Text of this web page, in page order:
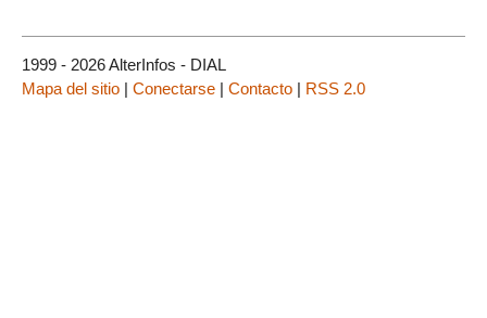
1999 - 2026 AlterInfos - DIAL
Mapa del sitio | Conectarse | Contacto | RSS 2.0